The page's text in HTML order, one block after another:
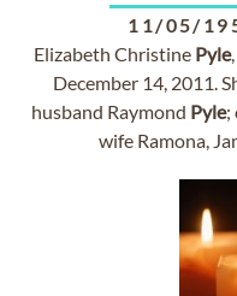
11/05/
Elizabeth Christine Pyle
December 14, 2011.
husband Raymond Pyle;
wife Ramona,